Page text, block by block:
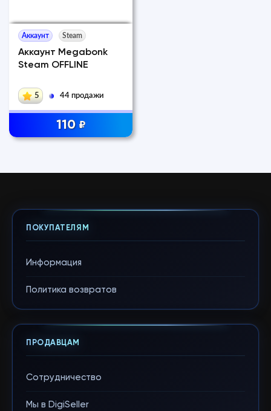
Аккаунт Steam
Аккаунт Megabonk
Steam OFFLINE
5 44 продажи
110 ₽
ПОКУПАТЕЛЯМ
Информация
Политика возвратов
ПРОДАВЦАМ
Сотрудничество
Мы в DigiSeller